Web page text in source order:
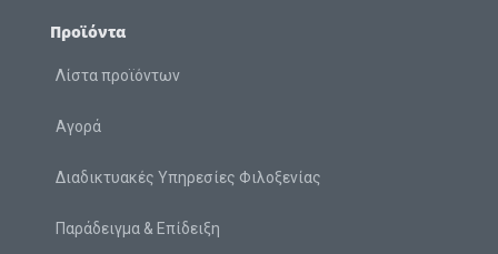
Προϊόντα
Λίστα προϊόντων
Αγορά
Διαδικτυακές Υπηρεσίες Φιλοξενίας
Παράδειγμα & Επίδειξη